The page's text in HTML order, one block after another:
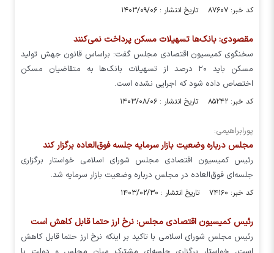
کد خبر: ۸۷۶۰۷ تاریخ انتشار : ۱۴۰۳/۰۹/۰۶
مقصودی: بانک‌ها تسهیلات مسکن پرداخت نمی‌کنند
سخنگوی کمیسیون اقتصادی مجلس گفت: براساس قانون جهش تولید
مسکن باید ۲۰ درصد از تسهیلات بانک‌ها به متقاضیان مسکن
اختصاص داده شود که اجرایی نشده است.
کد خبر: ۸۵۲۴۲ تاریخ انتشار : ۱۴۰۳/۰۸/۰۶
پورابراهیمی:
مجلس درباره وضعیت بازار سرمایه جلسه فوق‌العاده برگزار کند
رئیس کمیسیون اقتصادی مجلس شورای اسلامی خواستار برگزاری
جلسه‌ای فوق‌العاده در مجلس درباره وضعیت بازار سرمایه شد.
کد خبر: ۷۴۱۶۰ تاریخ انتشار : ۱۴۰۳/۰۲/۳۰
رئیس کمیسیون اقتصادی مجلس: نرخ ارز حتما قابل کاهش است
رئیس مجلس شورای اسلامی با تاکید بر اینکه نرخ ارز حتما قابل کاهش